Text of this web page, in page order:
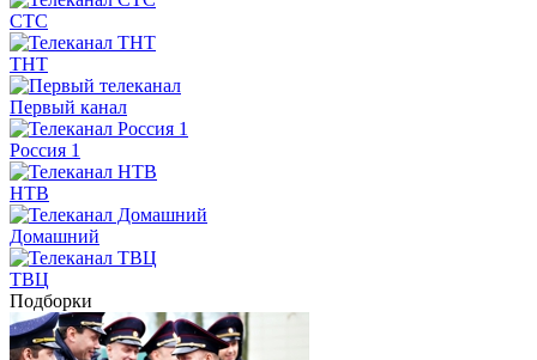
СТС
ТНТ
Первый канал
Россия 1
НТВ
Домашний
ТВЦ
Подборки